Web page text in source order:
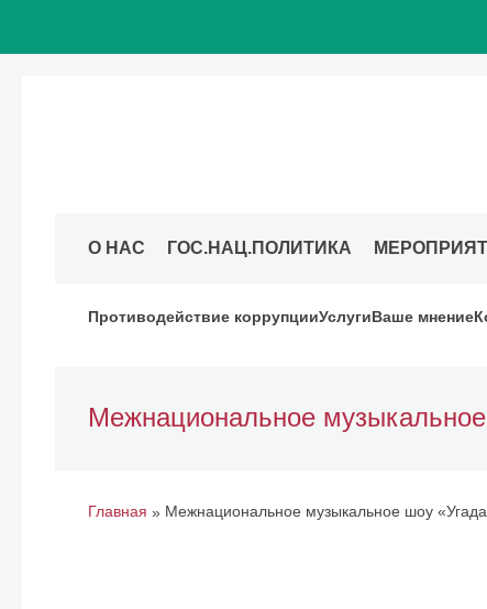
О НАС ГОС.НАЦ.ПОЛИТИКА
Противодействие коррупцииУслугиВаше мнение
Межнациональное
Главная » Межнациональное музыкальное шоу